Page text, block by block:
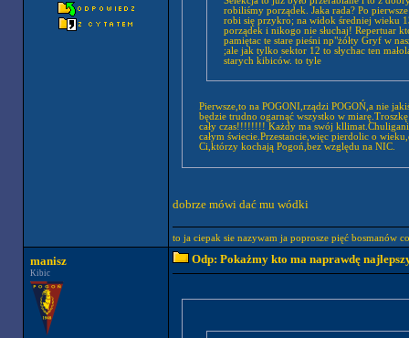
robiliśmy porządek. Jaka rada? Po
robi się przykro; na widok średniej wieku
porządek i nikogo nie słuchaj! Repertuar
pamiętac te stare pieśni np"żółty Gryf w
;ale jak tylko sektor 12 to słychac ten
starych kibiców. to tyle
Pierwsze,to na POGONI,rządzi POGOŃ,a nie
będzie trudno ogarnąć wszystko w
cały czas!!!!!!!! Każdy ma swój
całym świecie.Przestancie,więc pierdolic o
Ci,którzy kochają Pogoń,bez względu na NIC.
dobrze mówi dać mu wódki
to ja ciepak sie nazywam ja poprosze pięć bosmanów
manisz
Kibic
Odp: Pokażmy kto ma naprawdę